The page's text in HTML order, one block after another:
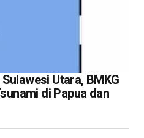
Utara, BMKG
di Papua dan